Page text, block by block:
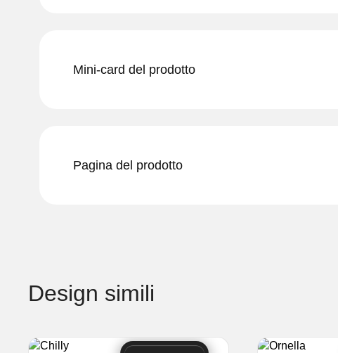
Mini-card del prodotto
Pagina del prodotto
Design simili